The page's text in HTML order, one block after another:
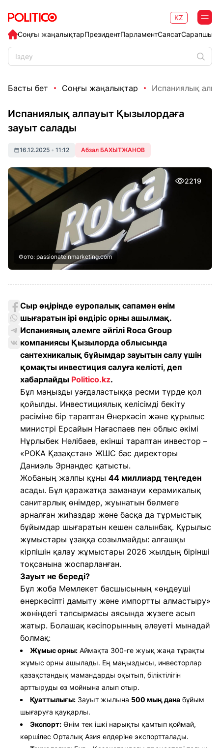
Соңғы жаңалықтарПрезидентПарламентСаясат
KZ
Басты бет Соңғы жаңалықтар Испаниялық
Испаниялық алпауыт Қызылордаға
зауыт салады
16.12.2025 • 11:12 Абзал БАХЫТЖАНОВ
2219
Фото: passionateinmarketing.com
Сыр өңірінде еуропалық сапамен өнім
шығаратын ірі өндіріс орны ашылмақ.
Испанияның әлемге әйгілі Roca Group
компаниясы Қызылорда облысында
сантехникалық бұйымдар зауытын салу үшін
қомақты инвестиция салуға келісті, деп
хабарлайды Politico.kz.
Бұл маңызды уағдаластыққа ресми түрде қол
қойылды. Инвестициялық келісімді бекіту
рәсіміне бір тараптан Өнеркәсіп және құрылыс
министрі Ерсайын Нағаспаев пен облыс әкімі
Нұрлыбек Нәлібаев, екінші тараптан инвестор –
«РОКА Қазақстан» ЖШС бас директоры
Даниэль Эрнандес қатысты.
Жобаның жалпы құны 44 миллиард теңгеден
асады. Бұл қаражатқа заманауи керамикалық
санитарлық өнімдер, жуынатын бөлмеге
арналған жиһаздар және басқа да тұрмыстық
бұйымдар шығаратын кешен салынбақ. Құрылыс
жұмыстары ұзаққа созылмайды: алғашқы
кірпішін қалау жұмыстары 2026 жылдың бірінші
тоқсанына жоспарланған.
Зауыт не береді?
Бұл жоба Мемлекет басшысының «өңдеуші
өнеркәсіпті дамыту және импортты алмастыру»
жөніндегі тапсырмасы аясында жүзеге асып
жатыр. Болашақ кәсіпорынның әлеуеті мынадай
болмақ:
Жұмыс орны: Аймақта 300-ге жуық жаңа тұрақты
жұмыс орны ашылады. Ең маңыздысы, инвесторлар
қазақстандық мамандарды оқытып, біліктілігін
арттыруды өз мойнына алып отыр.
Қуаттылығы: Зауыт жылына 500 мың дана бұйым
шығаруға қауқарлы.
Экспорт: Өнім тек ішкі нарықты қамтып қоймай,
көршілес Орталық Азия елдеріне экспортталады.